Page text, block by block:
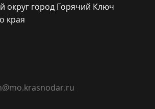
округ город Горячий Ключ
края